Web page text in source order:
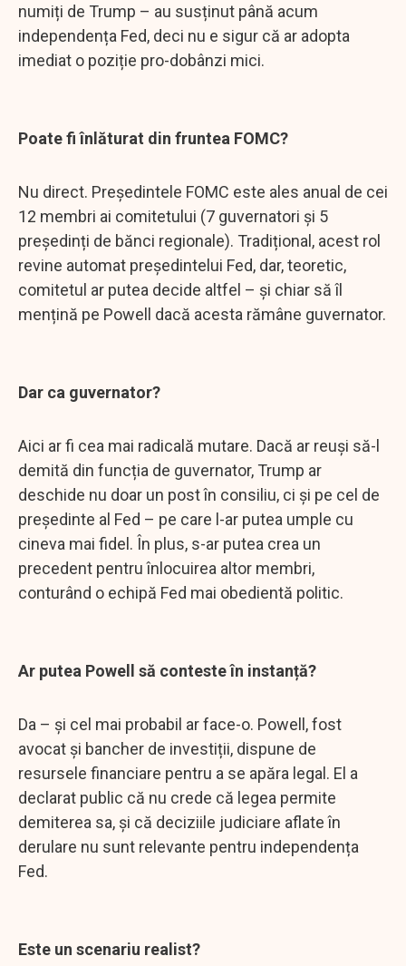
numiți de Trump – au susținut până acum
independența Fed, deci nu e sigur că ar adopta
imediat o poziție pro-dobânzi mici.
Poate fi înlăturat din fruntea FOMC?
Nu direct. Președintele FOMC este ales anual de cei
12 membri ai comitetului (7 guvernatori și 5
președinți de bănci regionale). Tradițional, acest rol
revine automat președintelui Fed, dar, teoretic,
comitetul ar putea decide altfel – și chiar să îl
mențină pe Powell dacă acesta rămâne guvernator.
Dar ca guvernator?
Aici ar fi cea mai radicală mutare. Dacă ar reuși să-l
demită din funcția de guvernator, Trump ar
deschide nu doar un post în consiliu, ci și pe cel de
președinte al Fed – pe care l-ar putea umple cu
cineva mai fidel. În plus, s-ar putea crea un
precedent pentru înlocuirea altor membri,
conturând o echipă Fed mai obedientă politic.
Ar putea Powell să conteste în instanță?
Da – și cel mai probabil ar face-o. Powell, fost
avocat și bancher de investiții, dispune de
resursele financiare pentru a se apăra legal. El a
declarat public că nu crede că legea permite
demiterea sa, și că deciziile judiciare aflate în
derulare nu sunt relevante pentru independența
Fed.
Este un scenariu realist?